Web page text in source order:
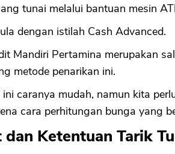
tunai melalui bantuan mesin
dengan istilah Cash Advanced.
Mandiri Pertamina merupakan
metode penarikan ini.
ini caranya mudah, namun kita
cara perhitungan bunga yang
dan Ketentuan Tarik